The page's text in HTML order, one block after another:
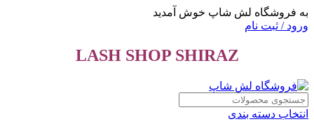
به فروشگاه لش شاپ خوش آمدید
ورود / ثبت نام
LASH SHOP SHIRAZ
انتخاب دسته بندی